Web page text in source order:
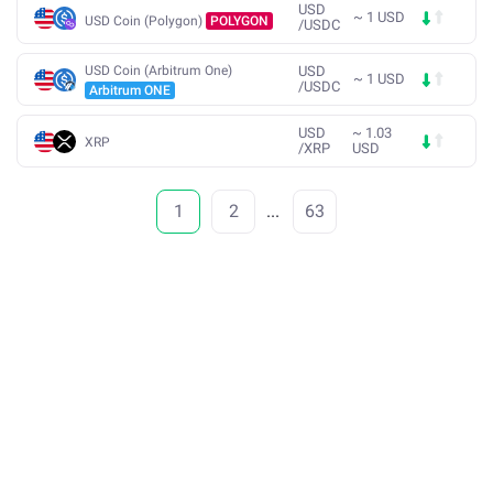
USD Coin (Polygon) POLYGON
USD
/USDC ~ 1 USD
USD Coin (Arbitrum One)
Arbitrum ONE
USD
/USDC ~ 1 USD
XRP
USD
/XRP
~ 1.03
USD
1 2 ... 63